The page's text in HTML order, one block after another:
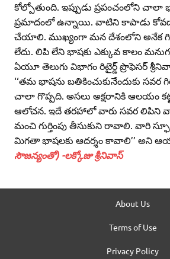
కోల్పోతుంది. ఇప్పుడు ప్రపంచంలోని
ప్రమాదంలో ఉన్నాయి. వాటిని కాపాడు
చేయాలి. ముఖ్యంగా మన దేశంలోని అనేక
లేదు. లిపి లేని భాషకు ఎక్కువ కాలం
ఏయూ తెలుగు విభాగం రిటైర్డ్‌ ప్రొఫెసర్‌
‘‘తమ భాషను బతికించుకునేందుకు సవర
చాలా గొప్పది. అసలు అక్షరానికి ఆలయం
ఆలోచన. ఇదే తరహాలో వారు సవర లిపిని
మంచి గుర్తింపు తీసుకుని రావాలి. వారి
మిగతా భాషలకు ఆదర్శం కావాలి’’ అని
సౌజన్యంతో) -లక్కోజు శ్రీనివాస్‌
About Us
Terms of Use
Privacy Policy